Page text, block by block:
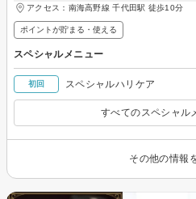
アクセス：南海高野線 千代田駅 徒歩10分
ポイントが貯まる・使える
スペシャルメニュー
初回 スペシャルハリケア
すべてのスペシャル
その他の情報